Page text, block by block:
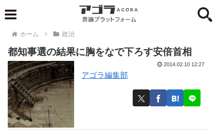
ホーム 政治
都知事選の結果に胸をなで下ろす安倍首相
アゴラ編集部
2014.02.10 12:27